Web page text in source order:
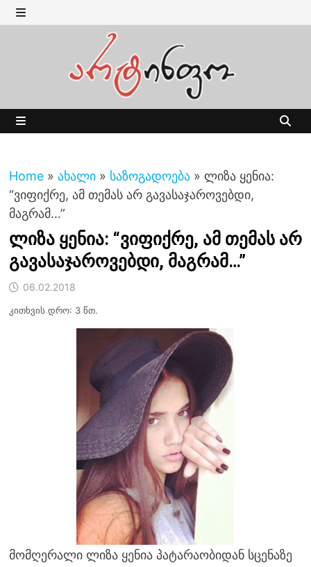
Skip
to MENU
Home » ახალი » საზოგადოება » ლიზა ყენია:
“ვიფიქრე, ამ თემას არ გავასაჯაროვებდი,
მაგრამ…”
ლიზა ყენია: “ვიფიქრე, ამ თემას არ
გავასაჯაროვებდი, მაგრამ…”
06.02.2018
კითხვის დრო: 3 წთ.
მომღერალი ლიზა ყენია პატარაობიდან სცენაზე